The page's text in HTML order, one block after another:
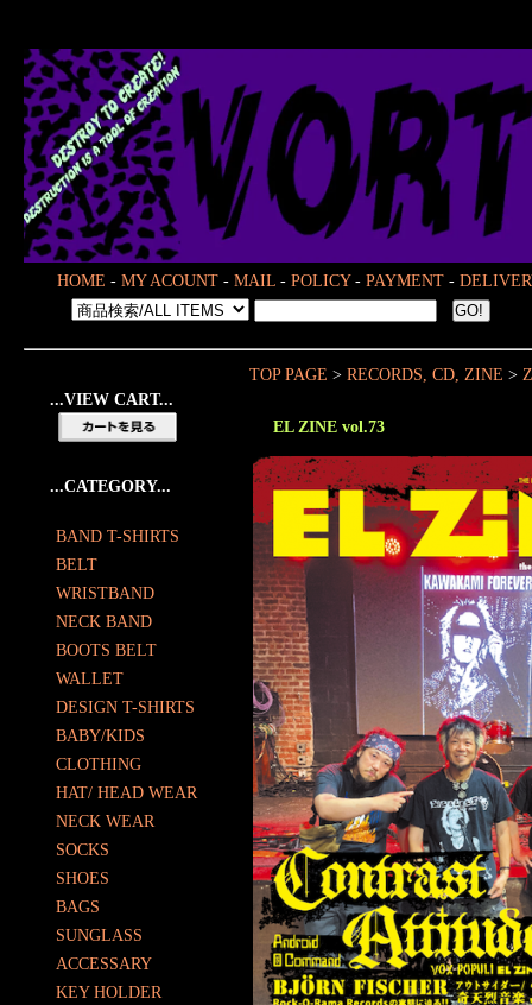
HOME - MY ACOUNT - MAIL - POLICY- PAYMENT -
...VIEW CART...
...CATEGORY...
BAND T-SHIRTS
BELT
WRISTBAND
NECK BAND
BOOTS BELT
WALLET
DESIGN T-SHIRTS
BABY/KIDS
CLOTHING
HAT/ HEAD WEAR
NECK WEAR
SOCKS
SHOES
BAGS
SUNGLASS
ACCESSARY
KEY HOLDER
TOP PAGE > RECORDS, CD, ZINE >
EL ZINE vol.73